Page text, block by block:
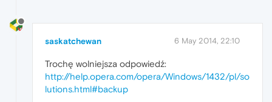
saskatchewan 6 May 2014, 22:10
Trochę wolniejsza odpowiedź:
http://help.opera.com/opera/Windows/1432/pl/so
lutions.html#backup